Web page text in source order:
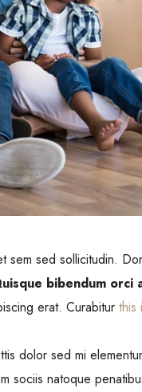
sem sed sollicitudin.
bibendum orci
erat. Curabitur this
dolor sed mi
sociis natoque